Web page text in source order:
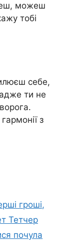
можеш
тобі
себе,
ти не
з
гроші,
Тетчер
почула